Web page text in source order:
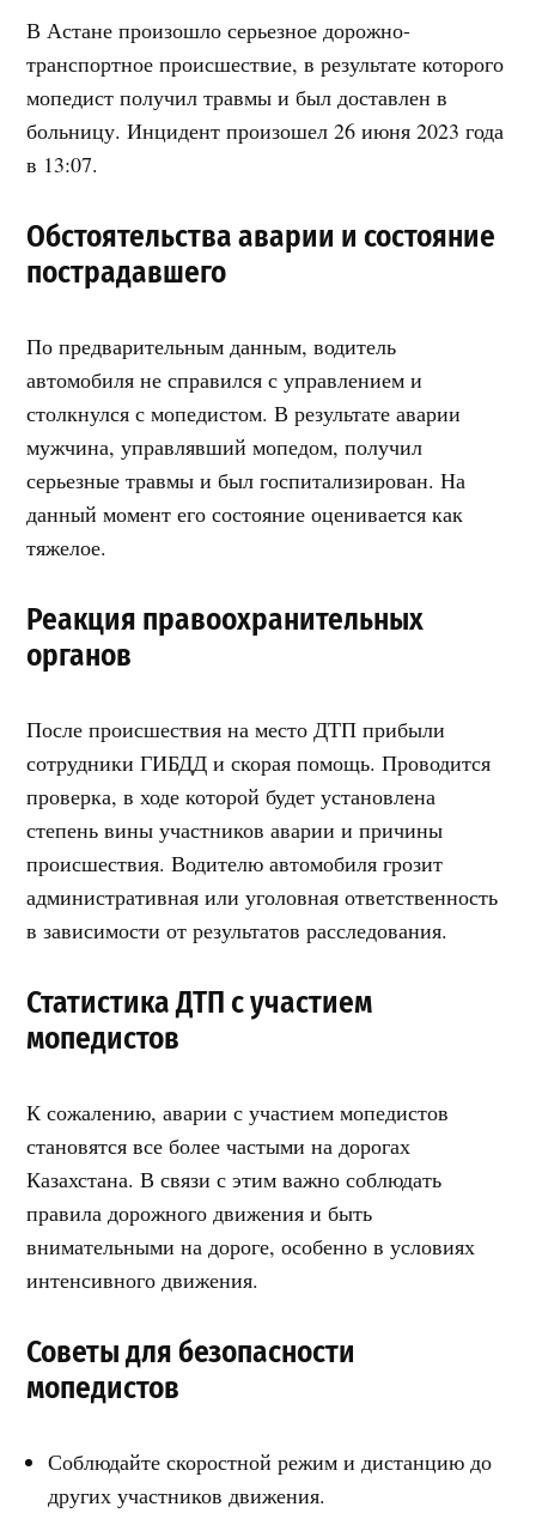
В Астане произошло серьезное дорожно-
транспортное происшествие, в результате которого
мопедист получил травмы и был доставлен в
больницу. Инцидент произошел 26 июня 2023 года
в 13:07.
Обстоятельства аварии и состояние
пострадавшего
По предварительным данным, водитель
автомобиля не справился с управлением и
столкнулся с мопедистом. В результате аварии
мужчина, управлявший мопедом, получил
серьезные травмы и был госпитализирован. На
данный момент его состояние оценивается как
тяжелое.
Реакция правоохранительных
органов
После происшествия на место ДТП прибыли
сотрудники ГИБДД и скорая помощь. Проводится
проверка, в ходе которой будет установлена
степень вины участников аварии и причины
происшествия. Водителю автомобиля грозит
административная или уголовная ответственность
в зависимости от результатов расследования.
Статистика ДТП с участием
мопедистов
К сожалению, аварии с участием мопедистов
становятся все более частыми на дорогах
Казахстана. В связи с этим важно соблюдать
правила дорожного движения и быть
внимательными на дороге, особенно в условиях
интенсивного движения.
Советы для безопасности
мопедистов
Соблюдайте скоростной режим и дистанцию до
других участников движения.